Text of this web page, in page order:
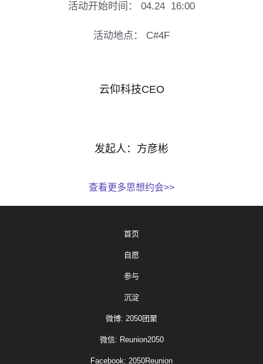
活动开始时间： 04.24 16:00
活动地点： C#4F
云仰科技CEO
发起人：方彦彬
查看更多思想约会>>
首页
自愿
参与
沉淀
微博: 2050团聚
微信: Reunion2050
Facebook: 2050Reunion